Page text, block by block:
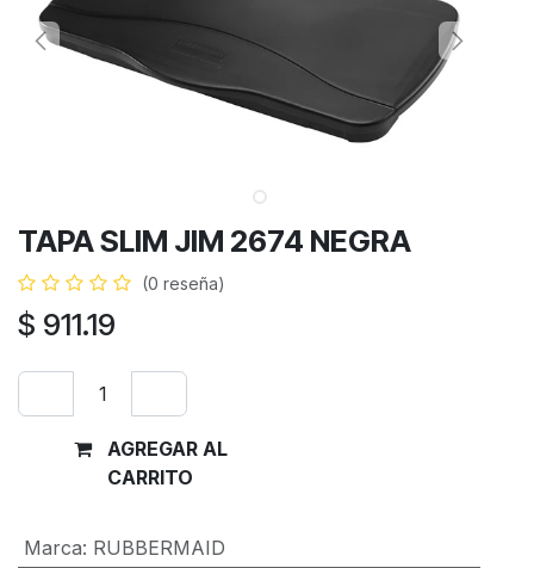
TAPA SLIM JIM 2674 NEGRA
(0 reseña)
$ 911.19
AGREGAR AL
CARRITO
Marca: RUBBERMAID